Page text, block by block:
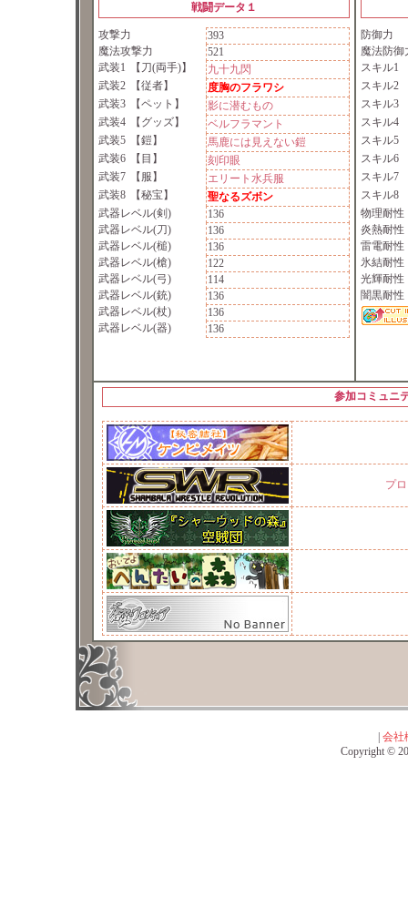
戦闘データ１
攻撃力
393
魔法攻撃力
521
武装1
【刀(両手)】
九十九閃
武装2
【従者】
度胸のフラワシ
武装3
【ペット】
影に潜むもの
武装4
【グッズ】
ベルフラマント
武装5
【鎧】
馬鹿には見えない鎧
武装6
【目】
刻印眼
武装7
【服】
エリート水兵服
武装8
【秘宝】
聖なるズボン
武器レベル(剣)
136
武器レベル(刀)
136
武器レベル(槌)
136
武器レベル(槍)
122
武器レベル(弓)
114
武器レベル(銃)
136
武器レベル(杖)
136
武器レベル(器)
136
防御力
魔法防御
スキル1
スキル2
スキル3
スキル4
スキル5
スキル6
スキル7
スキル8
物理耐性
炎熱耐性
雷電耐性
氷結耐性
光輝耐性
闇黒耐性
参加コミュニ
プ
会社
Copyright ©